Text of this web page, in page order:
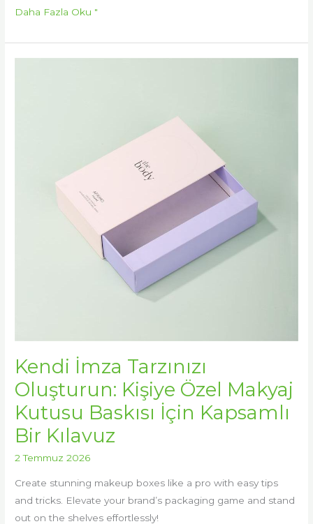
Daha Fazla Oku "
Kendi İmza Tarzınızı
Oluşturun: Kişiye Özel Makyaj
Kutusu Baskısı İçin Kapsamlı
Bir Kılavuz
2 Temmuz 2026
Create stunning makeup boxes like a pro with easy tips
and tricks. Elevate your brand’s packaging game and stand
out on the shelves effortlessly!